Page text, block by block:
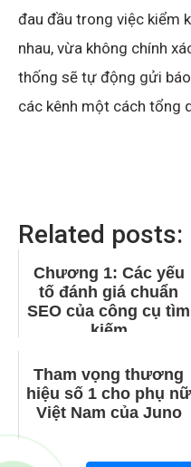
đau đầu trong việc kiểm
nhau, vừa không chính
thống sẽ tự động gửi
các kênh một cách tổng
Related posts:
Chương 1: Các yếu
tố đánh giá chuẩn
SEO của công cụ tìm
kiếm
Tham vọng thương
hiệu số 1 cho phụ nữ
Việt Nam của Juno